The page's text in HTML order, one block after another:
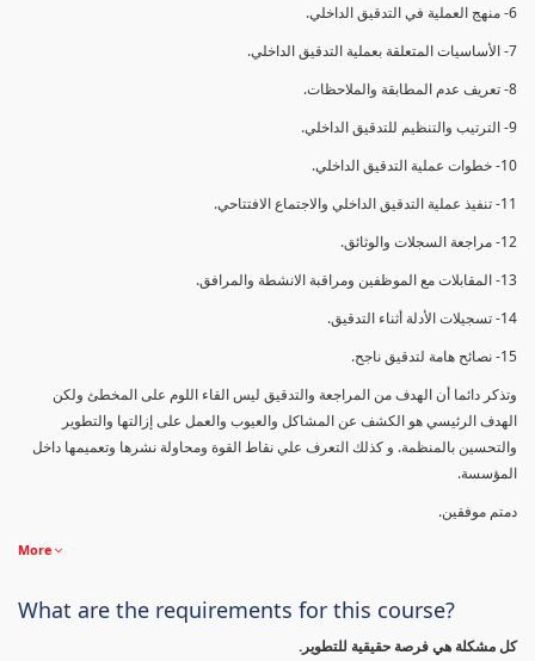
6- منهج العملية في التدقيق الداخلي.
7- الأساسيات المتعلقة بعملية التدقيق الداخلي.
8- تعريف عدم المطابقة والملاحظات.
9- الترتيب والتنظيم للتدقيق الداخلي.
10- خطوات عملية التدقيق الداخلي.
11- تنفيذ عملية التدقيق الداخلي والاجتماع الافتتاحي.
12- مراجعة السجلات والوثائق.
13- المقابلات مع الموظفين ومراقبة الانشطة والمرافق.
14- تسجيلات الأدلة أثناء التدقيق.
15- نصائح هامة لتدقيق ناجح.
وتذكر دائما أن الهدف من المراجعة والتدقيق ليس القاء اللوم على المخطئ ولكن
الهدف الرئيسي هو الكشف عن المشاكل والعيوب والعمل على إزالتها والتطوير
والتحسين بالمنظمة. و كذلك التعرف علي نقاط القوة ومحاولة نشرها وتعميمها داخل
المؤسسة.
دمتم موفقين.
More
What are the requirements for this course?
كل مشكلة هي فرصة حقيقية للتطوير.